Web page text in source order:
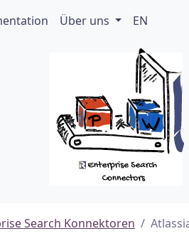
Über uns EN
Search Konnektoren